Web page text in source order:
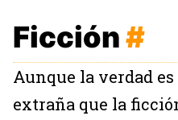
Ficción#
Aunque la verdad
extraña que la